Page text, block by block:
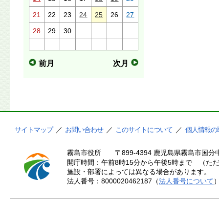
21 22 23 24 25 26 27
28 29 30
前月 次月
サイトマップ ／ お問い合わせ ／ このサイトについて ／ 個人情報の
霧島市役所
〒899-4394 鹿児島県霧島市国
開庁時間：午前8時15分から午後5時まで （た
施設・部署によっては異なる場合があります。
法人番号：8000020462187（法人番号について